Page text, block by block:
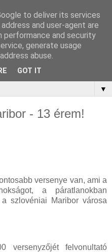
▼
- 13 érem!
versenye van, ami a
a páratlanokban
szlovéniai Maribor városa
versenyzőjét felvonultató
to deliver its services
and user-agent are
performance and security
generate usage
abuse.
GOT IT